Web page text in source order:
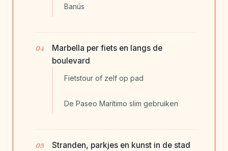
Banús
Marbella per fiets en langs de
boulevard
Fietstour of zelf op pad
De Paseo Marítimo slim gebruiken
Stranden, parkjes en kunst in de stad